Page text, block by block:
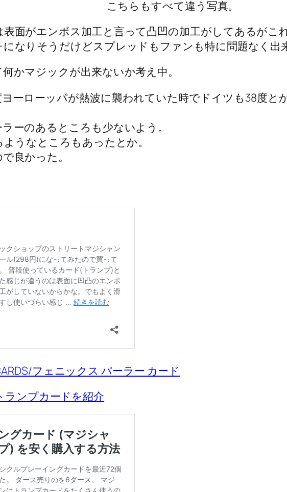
こちらもすべて違う写真。
面がエンボス加工と言って凸凹の加工がしてあるがこ
なりそうだけどスプレッドもファンも特に問題なく出
かマジックが出来ないか考え中。
ーローッパが熱波に襲われていた時でドイツも38度と
ーのあるところも少ないよう。
うなところもあったとか。
良かった。
フェニックス パーラー カード
ランプカードを紹介